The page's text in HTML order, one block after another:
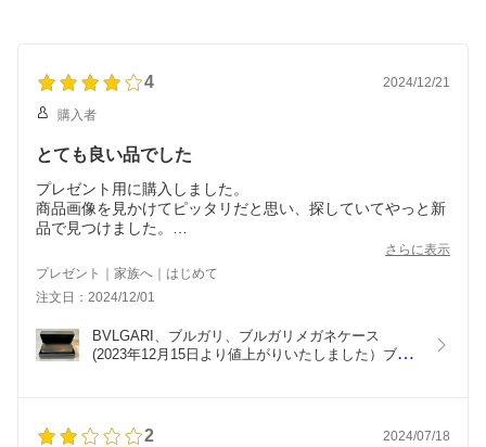
4 2024/12/21
購入者
とても良い品でした
プレゼント用に購入しました。
商品画像を見かけてピッタリだと思い、探していてやっと新
品で見つけました。
実物を見ても綺麗な品で、とても喜んでもらえました。さらに表示
プレゼント｜家族へ｜はじめて
注文日：2024/12/01
BVLGARI、ブルガリ、ブルガリメガネケース
(2023年12月15日より値上がりいたしました）ブル
2 2024/07/18